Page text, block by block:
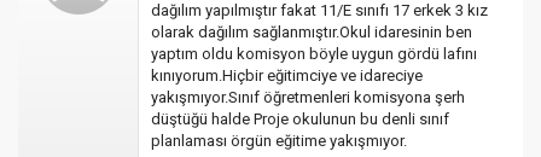
dağılım yapılmıştır fakat 11/E sınıfı 17 erkek 3 kız
olarak dağılım sağlanmıştır.Okul idaresinin ben
yaptım oldu komisyon böyle uygun gördü lafını
kınıyorum.Hiçbir eğitimciye ve idareciye
yakışmıyor.Sınıf öğretmenleri komisyona şerh
düştüğü halde Proje okulunun bu denli sınıf
planlaması örgün eğitime yakışmıyor.